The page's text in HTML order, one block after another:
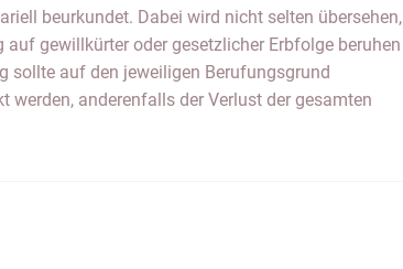
beurkundet. Dabei wird nicht selten übersehen,
auf gewillkürter oder gesetzlicher Erbfolge beruhen
sollte auf den jeweiligen Berufungsgrund
werden, anderenfalls der Verlust der gesamten
Beispiel nur vermuteter Nachlassüberschuldung
werden, da der Erbe die Möglichkeit der